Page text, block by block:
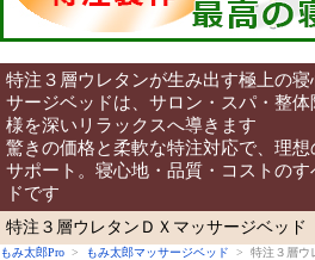
特注３層ウレタンが生み出す極上の
サージベッドは、サロン・スパ・整
様を深いリラックスへ導きます
驚きの価格と柔軟な特注対応で、理想
サポート。寝心地・品質・コストの
ドです
特注３層ウレタンＤＸマッサージベッド
もみ太郎Pro > もみ太郎マッサージベッド > 特注３層ウ